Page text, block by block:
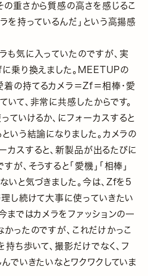
の重さから質感の高さを感じるこ
を持っているんだ」という高揚感
も気に入っていたのですが、実
乗り換えました。MEETUPの
の持てるカメラ＝Zf＝相棒・愛
いて、非常に共感したからです。
ていけるか、にフォーカスすると
いう結論になりました。カメラの
カスすると、新製品が出るたびに
が、そうすると「愛機」「相棒」
いと気づきました。今は、Zfを5
し続けて大事に使っていきたい
まではカメラをファッションの一
かったのですが、これだけかっこ
ち歩いて、撮影だけでなく、フ
んでいきたいなとワクワクしていま